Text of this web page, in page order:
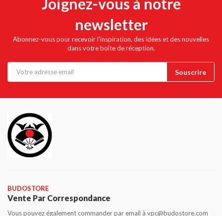
newsletter
Abonnez-vous pour recevoir l'inspiration, des idées et des nouvelles
dans votre boîte de réception.
BUDOSTORE
Vente Par Correspondance
Vous pouvez également commander par email à vpc@budostore.com